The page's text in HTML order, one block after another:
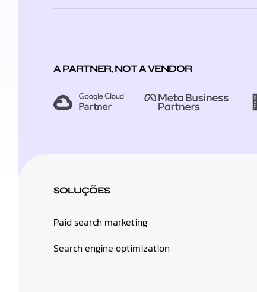
A PARTNER, NOT A VENDOR
SOLUÇÕES
Paid search marketing
Search engine optimization